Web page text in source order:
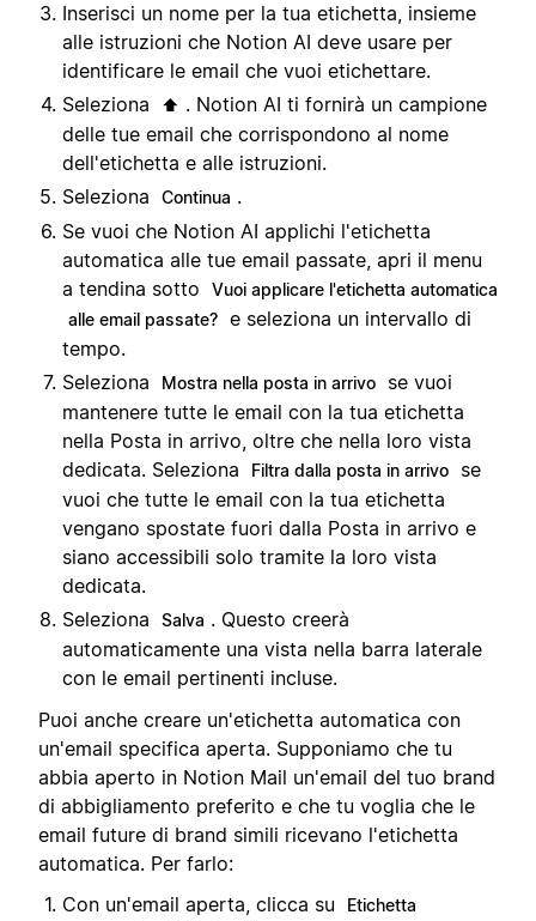
Inserisci un nome per la tua etichetta, insieme
alle istruzioni che Notion AI deve usare per
identificare le email che vuoi etichettare.
Seleziona
⬆️ . Notion AI ti fornirà un campione
delle tue email che corrispondono al nome
dell'etichetta e alle istruzioni.
Seleziona
Continua .
Se vuoi che Notion AI applichi l'etichetta
automatica alle tue email passate, apri il menu
a tendina sotto
Vuoi applicare l'etichetta automatica
alle email passate? e seleziona un intervallo di
tempo.
Seleziona
Mostra nella posta in arrivo
se vuoi
mantenere tutte le email con la tua etichetta
nella Posta in arrivo, oltre che nella loro vista
dedicata. Seleziona
Filtra dalla posta in arrivo
se
vuoi che tutte le email con la tua etichetta
vengano spostate fuori dalla Posta in arrivo e
siano accessibili solo tramite la loro vista
dedicata.
Seleziona
Salva . Questo creerà
automaticamente una vista nella barra laterale
con le email pertinenti incluse.
Puoi anche creare un'etichetta automatica con
un'email specifica aperta. Supponiamo che tu
abbia aperto in Notion Mail un'email del tuo brand
di abbigliamento preferito e che tu voglia che le
email future di brand simili ricevano l'etichetta
automatica. Per farlo:
Con un'email aperta, clicca su
Etichetta